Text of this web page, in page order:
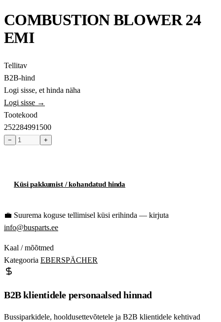
COMBUSTION BLOWER 24
EMI
Tellitav
B2B-hind
Logi sisse, et hinda näha
Logi sisse →
Tootekood
252284991500
− +
Küsi pakkumist / kohandatud hinda
💼 Suurema koguse tellimisel küsi erihinda — kirjuta
info@busparts.ee
Kaal / mõõtmed
Kategooria EBERSPÄCHER
B2B klientidele personaalsed hinnad
Bussiparkidele, hooldusettevõtetele ja B2B klientidele kehtivad